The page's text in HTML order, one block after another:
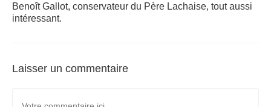
Benoît Gallot, conservateur du Père Lachaise, tout aussi
intéressant.
Laisser un commentaire